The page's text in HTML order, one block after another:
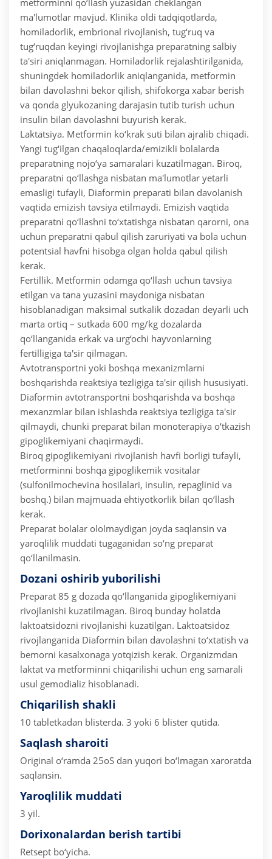
metforminni qo‘llash yuzasidan cheklangan
ma'lumotlar mavjud. Klinika oldi tadqiqotlarda,
homiladorlik, embrional rivojlanish, tug‘ruq va
tug‘ruqdan keyingi rivojlanishga preparatning salbiy
ta'siri aniqlanmagan. Homiladorlik rejalashtirilganida,
shuningdek homiladorlik aniqlanganida, metformin
bilan davolashni bekor qilish, shifokorga xabar berish
va qonda glyukozaning darajasin tutib turish uchun
insulin bilan davolashni buyurish kerak.
Laktatsiya. Metformin ko‘krak suti bilan ajralib chiqadi.
Yangi tug‘ilgan chaqaloqlarda/emizikli bolalarda
preparatning nojo‘ya samaralari kuzatilmagan. Biroq,
preparatni qo‘llashga nisbatan ma'lumotlar yetarli
emasligi tufayli, Diaformin preparati bilan davolanish
vaqtida emizish tavsiya etilmaydi. Emizish vaqtida
preparatni qo‘llashni to‘xtatishga nisbatan qarorni, ona
uchun preparatni qabul qilish zaruriyati va bola uchun
potentsial havfni hisobga olgan holda qabul qilish
kerak.
Fertillik. Metformin odamga qo‘llash uchun tavsiya
etilgan va tana yuzasini maydoniga nisbatan
hisoblanadigan maksimal sutkalik dozadan deyarli uch
marta ortiq – sutkada 600 mg/kg dozalarda
qo‘llanganida erkak va urg‘ochi hayvonlarning
fertilligiga ta'sir qilmagan.
Avtotransportni yoki boshqa mexanizmlarni
boshqarishda reaktsiya tezligiga ta'sir qilish hususiyati.
Diaformin avtotransportni boshqarishda va boshqa
mexanzmlar bilan ishlashda reaktsiya tezligiga ta'sir
qilmaydi, chunki preparat bilan monoterapiya o‘tkazish
gipoglikemiyani chaqirmaydi.
Biroq gipoglikemiyani rivojlanish havfi borligi tufayli,
metforminni boshqa gipoglikemik vositalar
(sulfonilmochevina hosilalari, insulin, repaglinid va
boshq.) bilan majmuada ehtiyotkorlik bilan qo‘llash
kerak.
Preparat bolalar ololmaydigan joyda saqlansin va
yaroqlilik muddati tugaganidan so‘ng preparat
qo‘llanilmasin.
Dozani oshirib yuborilishi
Preparat 85 g dozada qo‘llanganida gipoglikemiyani
rivojlanishi kuzatilmagan. Biroq bunday holatda
laktoatsidozni rivojlanishi kuzatilgan. Laktoatsidoz
rivojlanganida Diaformin bilan davolashni to‘xtatish va
bemorni kasalxonaga yotqizish kerak. Organizmdan
laktat va metforminni chiqarilishi uchun eng samarali
usul gemodializ hisoblanadi.
Chiqarilish shakli
10 tabletkadan blisterda. 3 yoki 6 blister qutida.
Saqlash sharoiti
Original o‘ramda 25oS dan yuqori bo‘lmagan xaroratda
saqlansin.
Yaroqlilik muddati
3 yil.
Dorixonalardan berish tartibi
Retsept bo‘yicha.